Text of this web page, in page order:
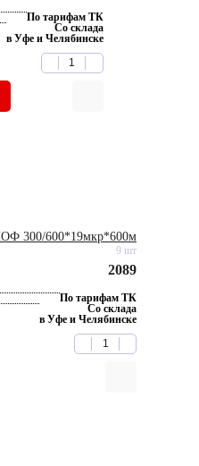
По тарифам ТК
Со склада
в Уфе и Челябинске
300/600*19мкр*600м
9 шт
2089
По тарифам ТК
Со склада
в Уфе и Челябинске